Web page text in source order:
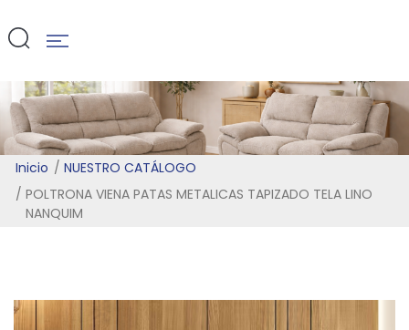
NANQUIM
Inicio
NUESTRO CATÁLOGO
POLTRONA VIENA PATAS METALICAS TAPIZADO TELA LINO
NANQUIM